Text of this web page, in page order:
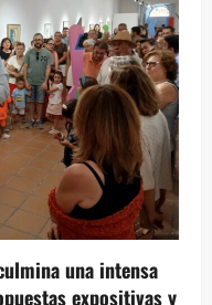
una intensa
expositivas y